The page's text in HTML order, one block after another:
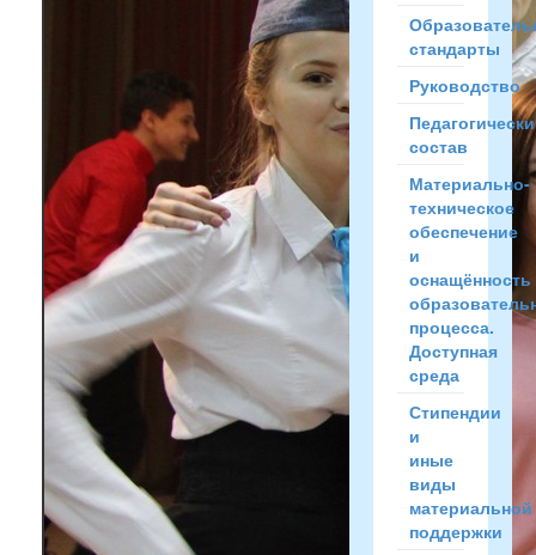
стандарты
Руководство
состав
Материально-
техническое
обеспечение
и
оснащённость
процесса.
Доступная
среда
Стипендии
и
иные
виды
материальной
поддержки